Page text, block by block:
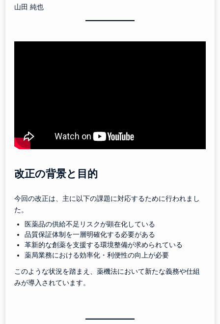
山田 純也
改正の背景と目的
今回の改正は、主に以下の課題に対応するために行われまし
た。
医薬品の供給不足リスクが顕在化している
品質保証体制を一層明確化する必要がある
革新的な創薬を支援する環境整備が求められている
薬局業務における効率化・利便性の向上が必要
このような状況を踏まえ、薬機法において新たな義務や仕組
みが導入されています。